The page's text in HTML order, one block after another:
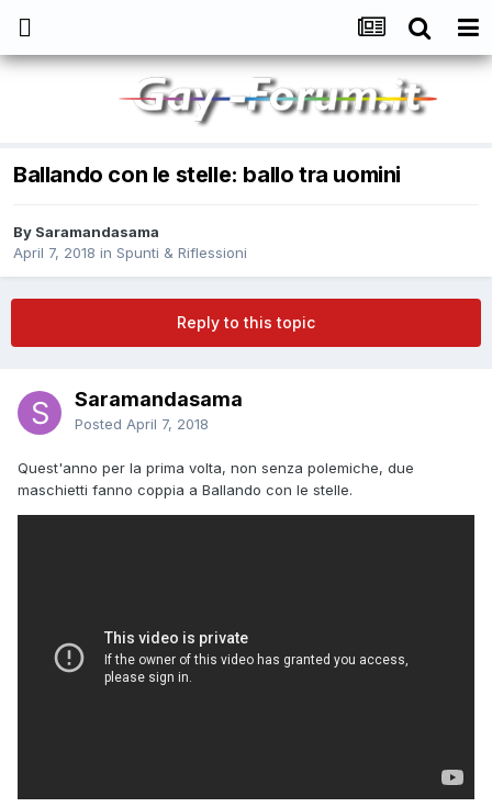
Ballando con le stelle: ballo tra uomini
By Saramandasama
April 7, 2018 in Spunti & Riflessioni
Reply to this topic
Saramandasama
Posted April 7, 2018
Quest'anno per la prima volta, non senza polemiche, due
maschietti fanno coppia a Ballando con le stelle.